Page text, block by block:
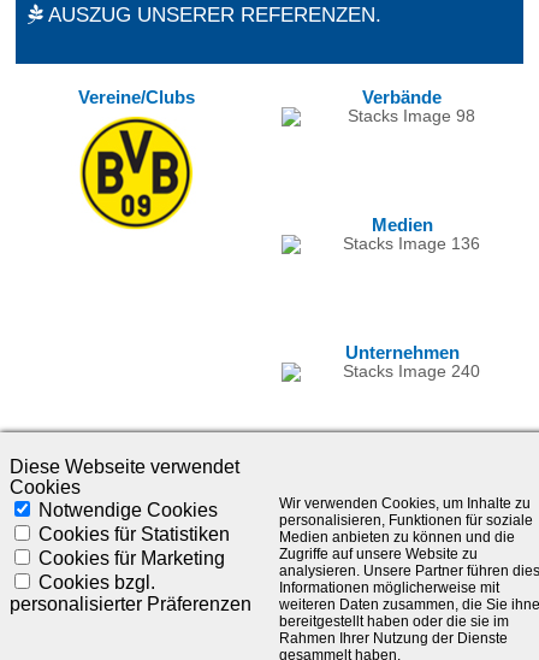
AUSZUG UNSERER REFERENZEN.
Vereine/Clubs Verbände
Medien
Unternehmen
©1985-2025 - SLC Management GmbH |Impressum
Visionär. Kompetent. Leidenschaftlich.
Diese Webseite verwendet
Cookies
Notwendige Cookies
Cookies für Statistiken
Cookies für Marketing
Cookies bzgl.
personalisierter Präferenzen
Wir verwenden Cookies, um Inhalte zu
personalisieren, Funktionen für soziale
Medien anbieten zu können und die
Zugriffe auf unsere Website zu
analysieren. Unsere Partner führen
Informationen möglicherweise mit
weiteren Daten zusammen, die Sie
bereitgestellt haben oder die sie im
Rahmen Ihrer Nutzung der Dienste
gesammelt haben.